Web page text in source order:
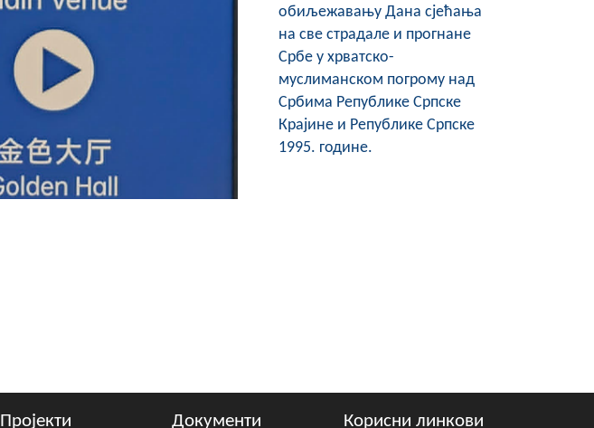
обиљежавању Дана сјећања
на све страдале и прогнане
Србе у хрватско-
муслиманском погрому над
Србима Републике Српске
Крајине и Републике Српске
1995. године.
Пројекти Документи Корисни линкови